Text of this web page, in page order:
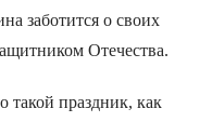
заботится о своих
Отечества.
такой праздник, как